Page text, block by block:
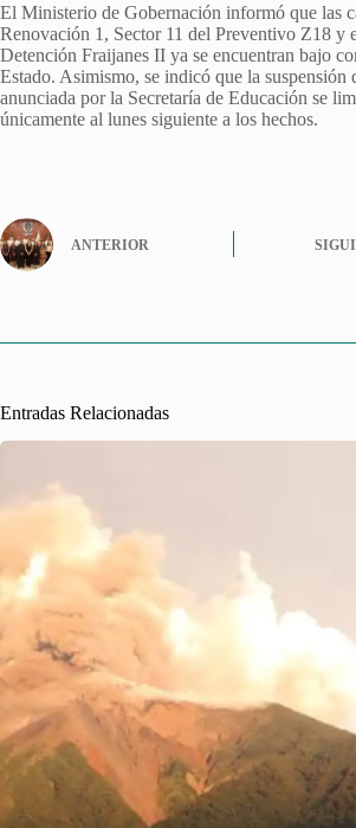
El Ministerio de Gobernación informó que las
Renovación 1, Sector 11 del Preventivo Z18 y
Detención Fraijanes II ya se encuentran bajo
Estado. Asimismo, se indicó que la suspensión
anunciada por la Secretaría de Educación se
únicamente al lunes siguiente a los hechos.
ANTERIOR
Entradas Relacionadas